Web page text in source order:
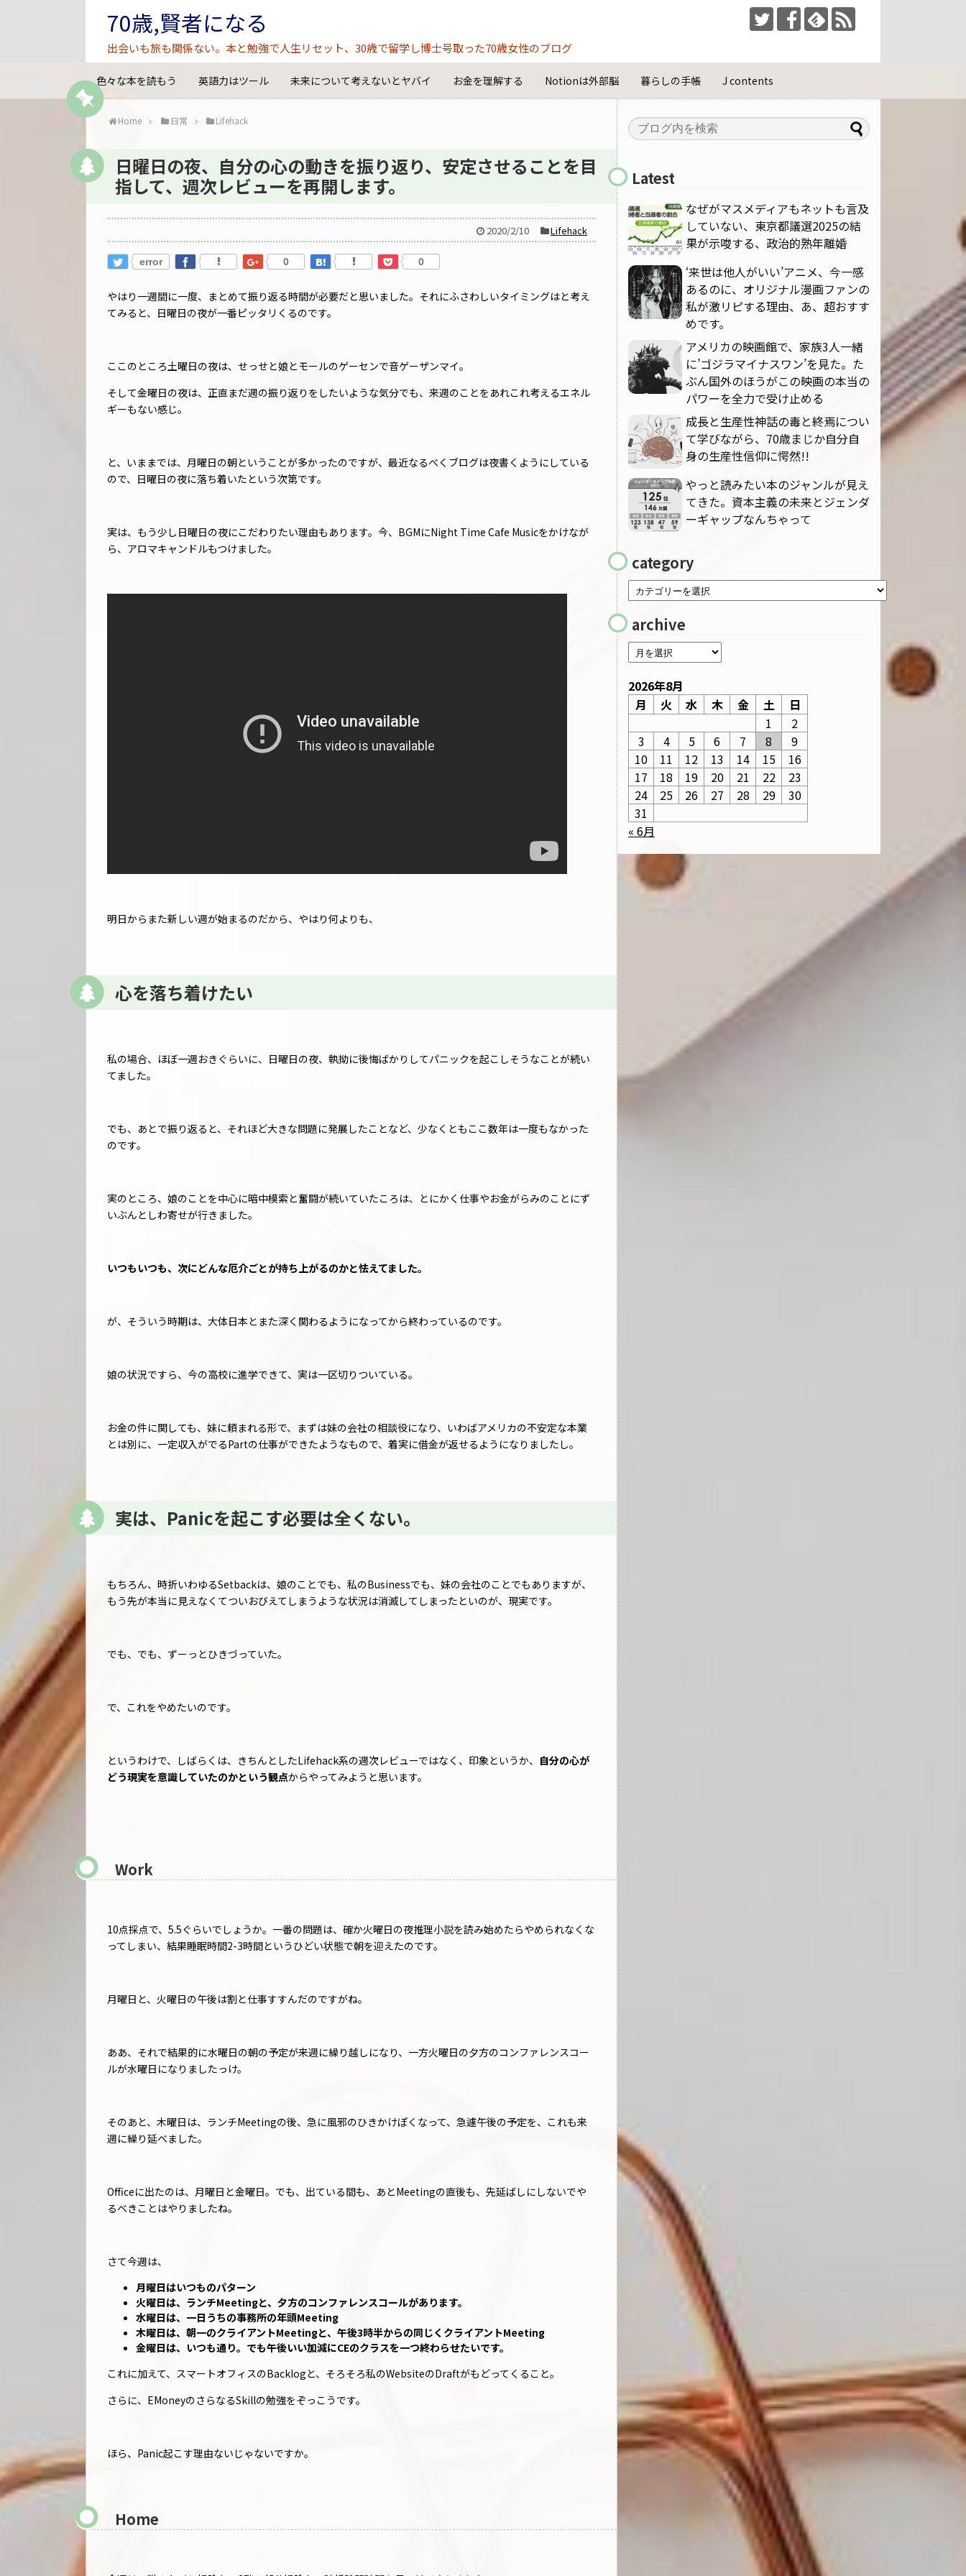
70歳,賢者になる
出会いも旅も関係ない。本と勉強で人生リセット、30歳で留学し博士号取った70歳女性のブログ
色々な本を読もう 英語力はツール 未来について考えないとヤバイ お金を理解する Notionは外部脳 暮らしの手帳 J contents
Home 日常 Lifehack
日曜日の夜、自分の心の動きを振り返り、安定させることを目
指して、週次レビューを再開します。
2020/2/10 Lifehack
error 0 0
やはり一週間に一度、まとめて振り返る時間が必要だと思いました。それにふさわしいタイミングはと考え
てみると、日曜日の夜が一番ピッタリくるのです。
ここのところ土曜日の夜は、せっせと娘とモールのゲーセンで音ゲーザンマイ。
そして金曜日の夜は、正直まだ週の振り返りをしたいような気分でも、来週のことをあれこれ考えるエネル
ギーもない感じ。
と、いままでは、月曜日の朝ということが多かったのですが、最近なるべくブログは夜書くようにしている
ので、日曜日の夜に落ち着いたという次第です。
実は、もう少し日曜日の夜にこだわりたい理由もあります。今、BGMにNight Time Cafe Musicをかけなが
ら、アロマキャンドルもつけました。
明日からまた新しい週が始まるのだから、やはり何よりも、
心を落ち着けたい
私の場合、ほぼ一週おきぐらいに、日曜日の夜、執拗に後悔ばかりしてパニックを起こしそうなことが続い
てました。
でも、あとで振り返ると、それほど大きな問題に発展したことなど、少なくともここ数年は一度もなかった
のです。
実のところ、娘のことを中心に暗中模索と奮闘が続いていたころは、とにかく仕事やお金がらみのことにず
いぶんとしわ寄せが行きました。
いつもいつも、次にどんな厄介ごとが持ち上がるのかと怯えてました。
が、そういう時期は、大体日本とまた深く関わるようになってから終わっているのです。
娘の状況ですら、今の高校に進学できて、実は一区切りついている。
お金の件に関しても、妹に頼まれる形で、まずは妹の会社の相談役になり、いわばアメリカの不安定な本業
とは別に、一定収入がでるPartの仕事ができたようなもので、着実に借金が返せるようになりましたし。
実は、Panicを起こす必要は全くない。
もちろん、時折いわゆるSetbackは、娘のことでも、私のBusinessでも、妹の会社のことでもありますが、
もう先が本当に見えなくてついおびえてしまうような状況は消滅してしまったといのが、現実です。
でも、でも、ずーっとひきづっていた。
で、これをやめたいのです。
というわけで、しばらくは、きちんとしたLifehack系の週次レビューではなく、印象というか、 自分の心が
どう現実を意識していたのかという観点からやってみようと思います。
Work
10点採点で、5.5ぐらいでしょうか。一番の問題は、確か火曜日の夜推理小説を読み始めたらやめられなくな
ってしまい、結果睡眠時間2-3時間というひどい状態で朝を迎えたのです。
月曜日と、火曜日の午後は割と仕事すすんだのですがね。
ああ、それで結果的に水曜日の朝の予定が来週に繰り越しになり、一方火曜日の夕方のコンファレンスコー
ルが水曜日になりましたっけ。
そのあと、木曜日は、ランチMeetingの後、急に風邪のひきかけぽくなって、急遽午後の予定を、これも来
週に繰り延べました。
Officeに出たのは、月曜日と金曜日。でも、出ている間も、あとMeetingの直後も、先延ばしにしないでや
るべきことはやりましたね。
さて今週は、
月曜日はいつものパターン
火曜日は、ランチMeetingと、夕方のコンファレンスコールがあります。
水曜日は、一日うちの事務所の年頭Meeting
木曜日は、朝一のクライアントMeetingと、午後3時半からの同じくクライアントMeeting
金曜日は、いつも通り。でも午後いい加減にCEのクラスを一つ終わらせたいです。
これに加えて、スマートオフィスのBacklogと、そろそろ私のWebsiteのDraftがもどってくること。
さらに、EMoneyのさらなるSkillの勉強をぞっこうです。
ほら、Panic起こす理由ないじゃないですか。
Home
Latest
なぜがマスメディアもネットも言及
していない、東京都議選2025の結
果が示唆する、政治的熟年離婚
‘来世は他人がいい’アニメ、今一感
あるのに、オリジナル漫画ファンの
私が激リピする理由、あ、超おすす
めです。
アメリカの映画館で、家族3人一緒
に’ゴジラマイナスワン’を見た。た
ぶん国外のほうがこの映画の本当の
パワーを全力で受け止める
成長と生産性神話の毒と終焉につい
て学びながら、70歳まじか自分自
身の生産性信仰に愕然!!
やっと読みたい本のジャンルが見え
てきた。資本主義の未来とジェンダ
ーギャップなんちゃって
category
archive
2026年8月
月
火 水 木 金 土
日
1
2
3
4 5 6 7 8
9
10
11 12 13 14 15
16
17
18 19 20 21 22
23
24
25 26 27 28 29
30
31
« 6月